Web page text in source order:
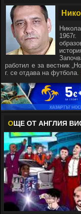
работил е за вестник
г. се отдава на футбола.
ОЩЕ ОТ АНГЛИЯ